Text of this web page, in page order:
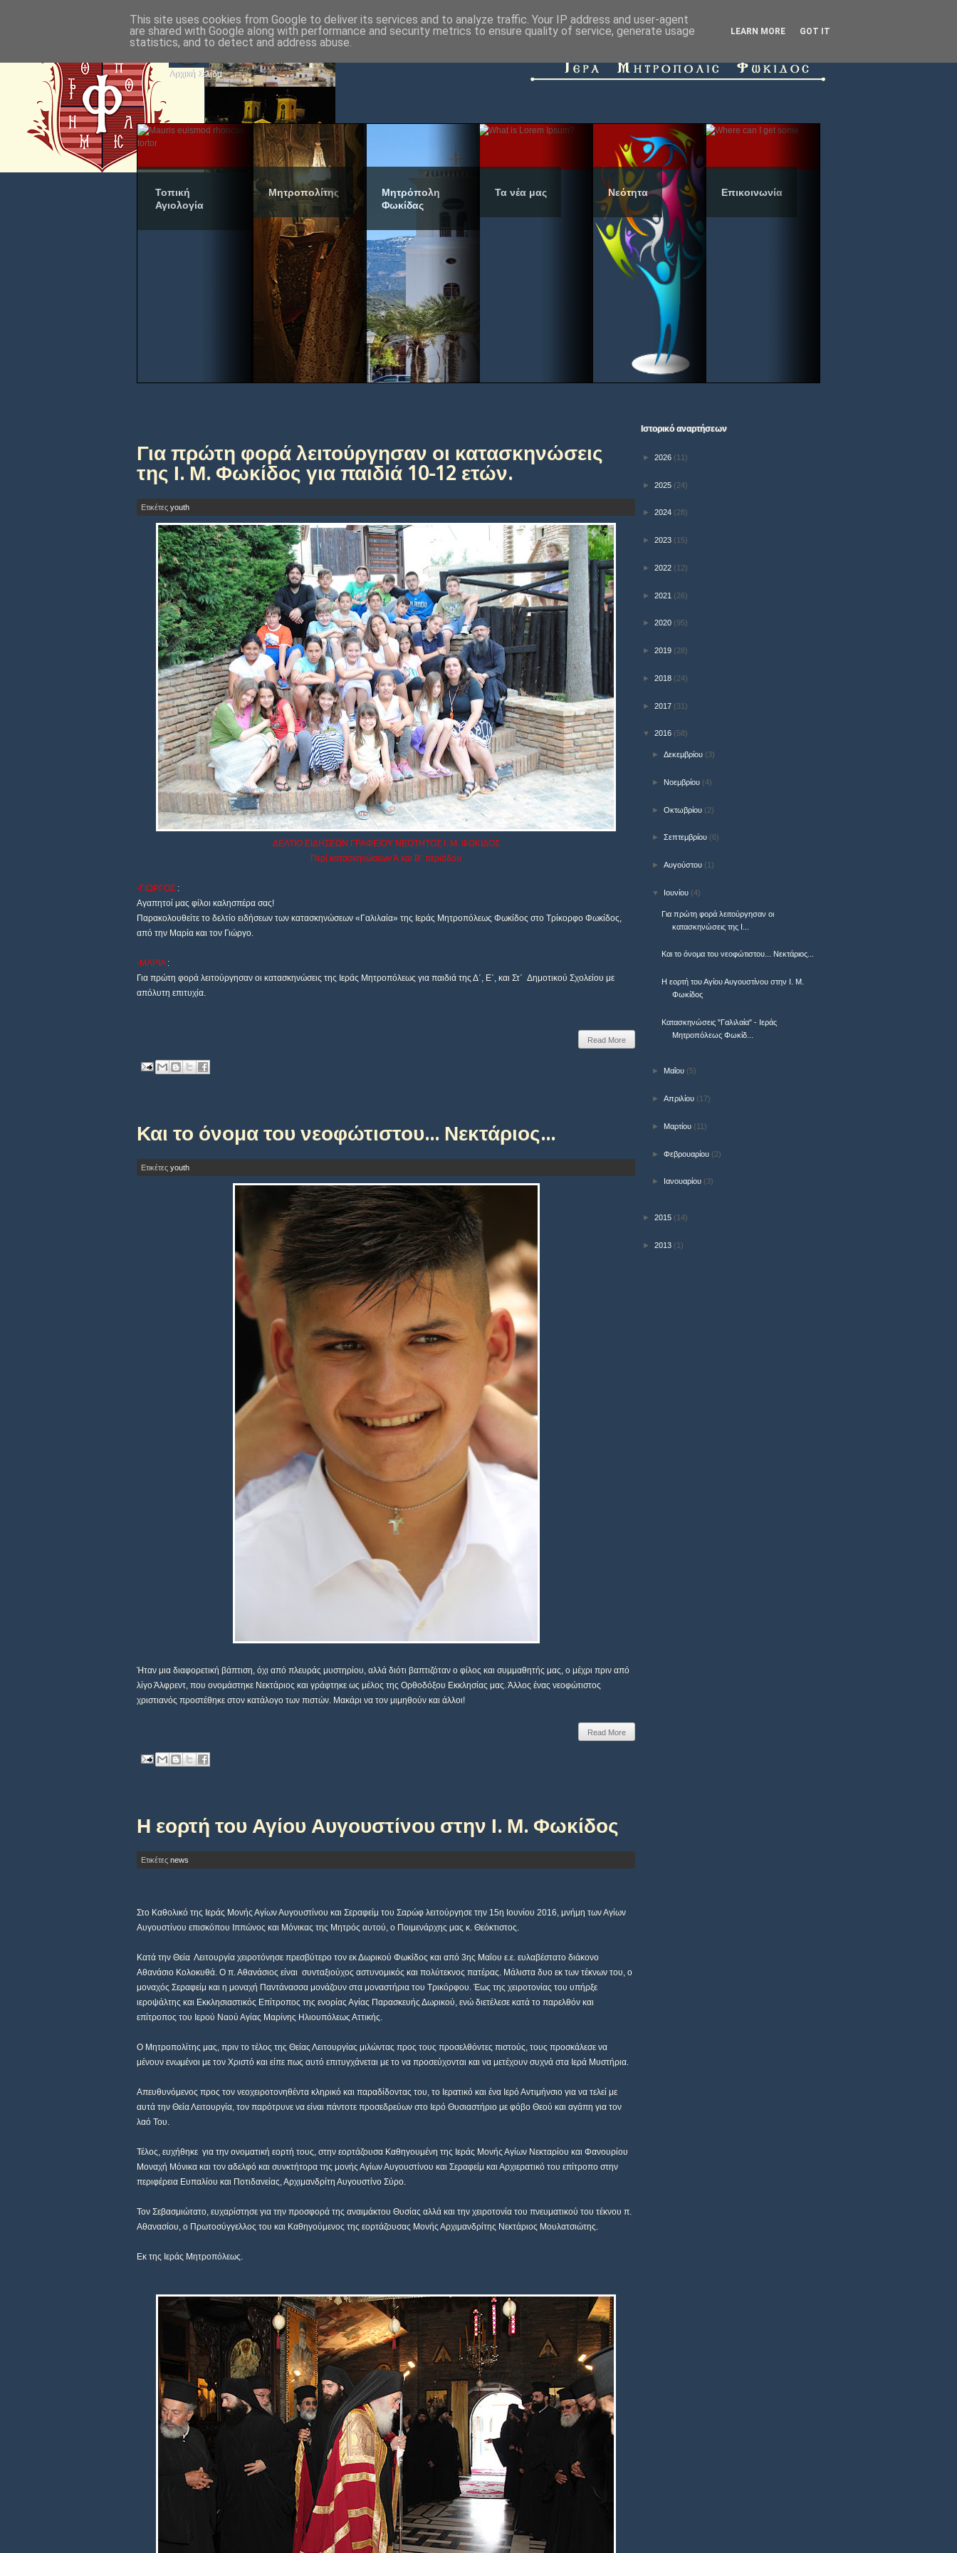
Αρχική Σελίδα
Τοπική
Αγιολογία
Μητροπολίτης
Μητρόπολη
Φωκίδας
Τα νέα μας Νεότητα Επικοινωνία
Για πρώτη φορά λειτούργησαν οι κατασκηνώσεις
της Ι. Μ. Φωκίδος για παιδιά 10-12 ετών.
Ετικέτες youth
ΔΕΛΤΙΟ ΕΙΔΗΣΕΩΝ ΓΡΑΦΕΙΟΥ ΝΕΟΤΗΤΟΣ Ι. Μ. ΦΩΚΙΔΟΣ
Περί κατασκηνώσεων Ά και Β΄ περιόδου
-ΓΙΩΡΓΟΣ :
Αγαπητοί μας φίλοι καλησπέρα σας!
Παρακολουθείτε το δελτίο ειδήσεων των κατασκηνώσεων «Γαλιλαία» της Ιεράς Μητροπόλεως Φωκίδος στο Τρίκορφο Φωκίδος,
από την Μαρία και τον Γιώργο.
-ΜΑΡΙΑ :
Για πρώτη φορά λειτούργησαν οι κατασκηνώσεις της Ιεράς Μητροπόλεως για παιδιά της Δ΄, Ε΄, και Στ΄ Δημοτικού Σχολείου με
απόλυτη επιτυχία.
Read More
Και το όνομα του νεοφώτιστου... Νεκτάριος...
Ετικέτες youth
Ήταν μια διαφορετική βάπτιση, όχι από πλευράς μυστηρίου, αλλά διότι βαπτιζόταν ο φίλος και συμμαθητής μας, ο μέχρι πριν από
λίγο Άλφρεντ, που ονομάστηκε Νεκτάριος και γράφτηκε ως μέλος της Ορθοδόξου Εκκλησίας μας. Άλλος ένας νεοφώτιστος
χριστιανός προστέθηκε στον κατάλογο των πιστών. Μακάρι να τον μιμηθούν και άλλοι!
Read More
Η εορτή του Αγίου Αυγουστίνου στην Ι. Μ. Φωκίδος
Ετικέτες news
Στο Καθολικό της Ιεράς Μονής Αγίων Αυγουστίνου και Σεραφείμ του Σαρώφ λειτούργησε την 15η Ιουνίου 2016, μνήμη των Αγίων
Αυγουστίνου επισκόπου Ιππώνος και Μόνικας της Μητρός αυτού, ο Ποιμενάρχης μας κ. Θεόκτιστος.
Κατά την Θεία Λειτουργία χειροτόνησε πρεσβύτερο τον εκ Δωρικού Φωκίδος και από 3ης Μαΐου ε.ε. ευλαβέστατο διάκονο
Αθανάσιο Κολοκυθά. Ο π. Αθανάσιος είναι συνταξιούχος αστυνομικός και πολύτεκνος πατέρας. Μάλιστα δυο εκ των τέκνων του, ο
μοναχός Σεραφείμ και η μοναχή Παντάνασσα μονάζουν στα μοναστήρια του Τρικόρφου. Έως της χειροτονίας του υπήρξε
ιεροψάλτης και Εκκλησιαστικός Επίτροπος της ενορίας Αγίας Παρασκευής Δωρικού, ενώ διετέλεσε κατά το παρελθόν και
επίτροπος του Ιερού Ναού Αγίας Μαρίνης Ηλιουπόλεως Αττικής.
Ο Μητροπολίτης μας, πριν το τέλος της Θείας Λειτουργίας μιλώντας προς τους προσελθόντες πιστούς, τους προσκάλεσε να
μένουν ενωμένοι με τον Χριστό και είπε πως αυτό επιτυγχάνεται με το να προσεύχονται και να μετέχουν συχνά στα Ιερά Μυστήρια.
Απευθυνόμενος προς τον νεοχειροτονηθέντα κληρικό και παραδίδοντας του, το Ιερατικό και ένα Ιερό Αντιμήνσιο για να τελεί με
αυτά την Θεία Λειτουργία, τον παρότρυνε να είναι πάντοτε προσεδρεύων στο Ιερό Θυσιαστήριο με φόβο Θεού και αγάπη για τον
λαό Του.
Τέλος, ευχήθηκε για την ονοματική εορτή τους, στην εορτάζουσα Καθηγουμένη της Ιεράς Μονής Αγίων Νεκταρίου και Φανουρίου
Μοναχή Μόνικα και τον αδελφό και συνκτήτορα της μονής Αγίων Αυγουστίνου και Σεραφείμ και Αρχιερατικό του επίτροπο στην
περιφέρεια Ευπαλίου και Ποτιδανείας, Αρχιμανδρίτη Αυγουστίνο Σύρο.
Τον Σεβασμιώτατο, ευχαρίστησε για την προσφορά της αναιμάκτου Θυσίας αλλά και την χειροτονία του πνευματικού του τέκνου π.
Αθανασίου, ο Πρωτοσύγγελλος του και Καθηγούμενος της εορτάζουσας Μονής Αρχιμανδρίτης Νεκτάριος Μουλατσιώτης.
Εκ της Ιεράς Μητροπόλεως.
Ιστορικό αναρτήσεων
► 2026 (11)
► 2025 (24)
► 2024 (28)
► 2023 (15)
► 2022 (12)
► 2021 (26)
► 2020 (95)
► 2019 (28)
► 2018 (24)
► 2017 (31)
▼ 2016 (58)
►Δεκεμβρίου (3)
► Νοεμβρίου (4)
►Οκτωβρίου (2)
►Σεπτεμβρίου (6)
►Αυγούστου (1)
▼ Ιουνίου (4)
Για πρώτη φορά λειτούργησαν οι
κατασκηνώσεις της Ι...
Και το όνομα του νεοφώτιστου... Νεκτάριος...
Η εορτή του Αγίου Αυγουστίνου στην Ι. Μ.
Φωκίδος
Κατασκηνώσεις "Γαλιλαία" - Ιεράς
Μητροπόλεως Φωκίδ...
► Μαΐου (5)
►Απριλίου (17)
► Μαρτίου (11)
►Φεβρουαρίου (2)
► Ιανουαρίου (3)
► 2015 (14)
► 2013 (1)
This site uses cookies from Google to deliver its services and to analyze traffic. Your IP address and user-agent
are shared with Google along with performance and security metrics to ensure quality of service, generate usage
statistics, and to detect and address abuse.
LEARN MORE GOT IT